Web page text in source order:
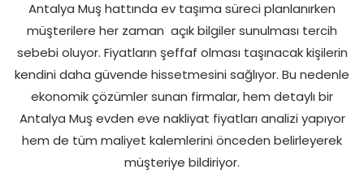
Antalya Muş hattında ev taşıma süreci planlanırken
müşterilere her zaman açık bilgiler sunulması tercih
sebebi oluyor. Fiyatların şeffaf olması taşınacak kişilerin
kendini daha güvende hissetmesini sağlıyor. Bu nedenle
ekonomik çözümler sunan firmalar, hem detaylı bir
Antalya Muş evden eve nakliyat fiyatları analizi yapıyor
hem de tüm maliyet kalemlerini önceden belirleyerek
müşteriye bildiriyor.